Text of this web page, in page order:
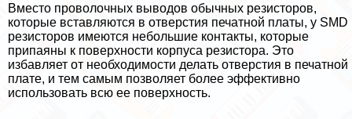
Вместо проволочных выводов обычных резисторов,
которые вставляются в отверстия печатной платы, у SMD
резисторов имеются небольшие контакты, которые
припаяны к поверхности корпуса резистора. Это
избавляет от необходимости делать отверстия в печатной
плате, и тем самым позволяет более эффективно
использовать всю ее поверхность.